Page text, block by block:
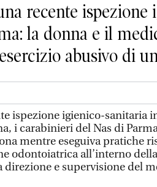
recente
la donna e il
abusivo di
ispezione igienico-sanitaria
i carabinieri del Nas di
mentre eseguiva pratiche
odontoiatrica all’interno
e supervisione del